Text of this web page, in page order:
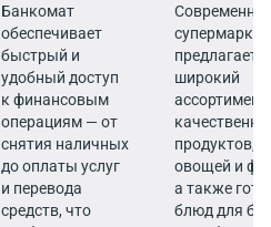
Банкомат
обеспечивает
быстрый и
удобный доступ
к финансовым
операциям — от
снятия наличных
до оплаты услуг
и перевода
средств, что
супермаркет
предлагает
широкий
ассортимент
продуктов,
овощей и
а также
блюд для